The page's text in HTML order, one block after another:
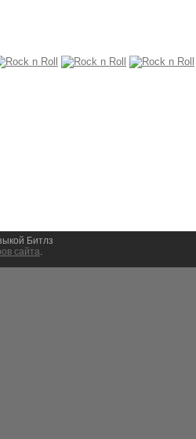
Битлз
сайта.